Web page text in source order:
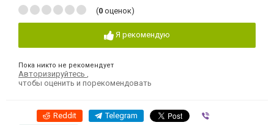
(0 оценок)
Я рекомендую
Пока никто не рекомендует
Авторизируйтесь
чтобы оценить и порекомендовать
Reddit Telegram